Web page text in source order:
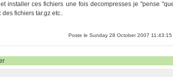
installer ces fichiers une fois decompresses je "pense
fichiers tar.gz etc..
Poste le Sunday 28 October 2007 11:43:15